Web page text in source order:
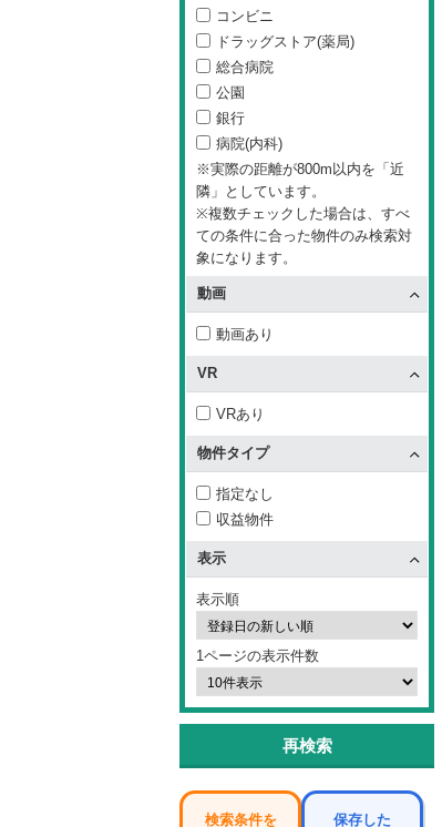
コンビニ
ドラッグストア(薬局)
総合病院
公園
銀行
病院(内科)
※実際の距離が800m以内を「近
隣」としています。
※複数チェックした場合は、すべ
ての条件に合った物件のみ検索対
象になります。
動画
動画あり
VR
VRあり
物件タイプ
指定なし
収益物件
表示
表示順
1ページの表示件数
再検索
検索条件を 保存した